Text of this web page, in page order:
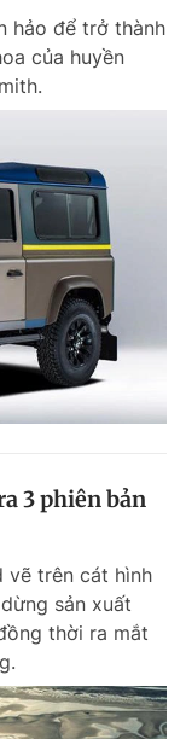
hảo để trở thành
của huyền
3 phiên bản
vẽ trên cát hình
sản xuất
thời ra mắt